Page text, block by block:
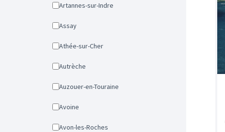
Artannes-sur-Indre
Assay
Athée-sur-Cher
Autrèche
Auzouer-en-Touraine
Avoine
Avon-les-Roches